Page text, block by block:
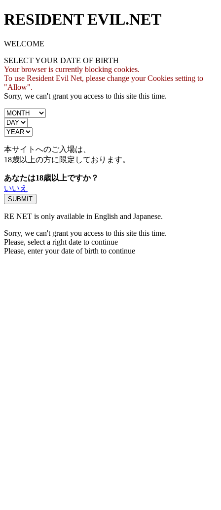
RESIDENT EVIL.NET
WELCOME
SELECT YOUR DATE OF BIRTH
Your browser is currently blocking cookies.
To use Resident Evil Net, please change your Cookies setting to
"Allow".
Sorry, we can't grant you access to this site this time.
本サイトへのご入場は、
18歳以上の方に限定しております。
あなたは18歳以上ですか？
いいえ
RE NET is only available in English and Japanese.
Sorry, we can't grant you access to this site this time.
Please, select a right date to continue
Please, enter your date of birth to continue